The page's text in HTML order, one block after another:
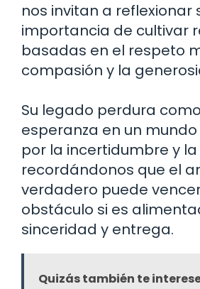
nos invitan a reflexionar
importancia de cultivar
basadas en el respeto
compasión y la
Su legado perdura
esperanza en un
por la incertidumbre y la
recordándonos que el
verdadero puede
obstáculo si es
sinceridad y entrega.
Quizás también te